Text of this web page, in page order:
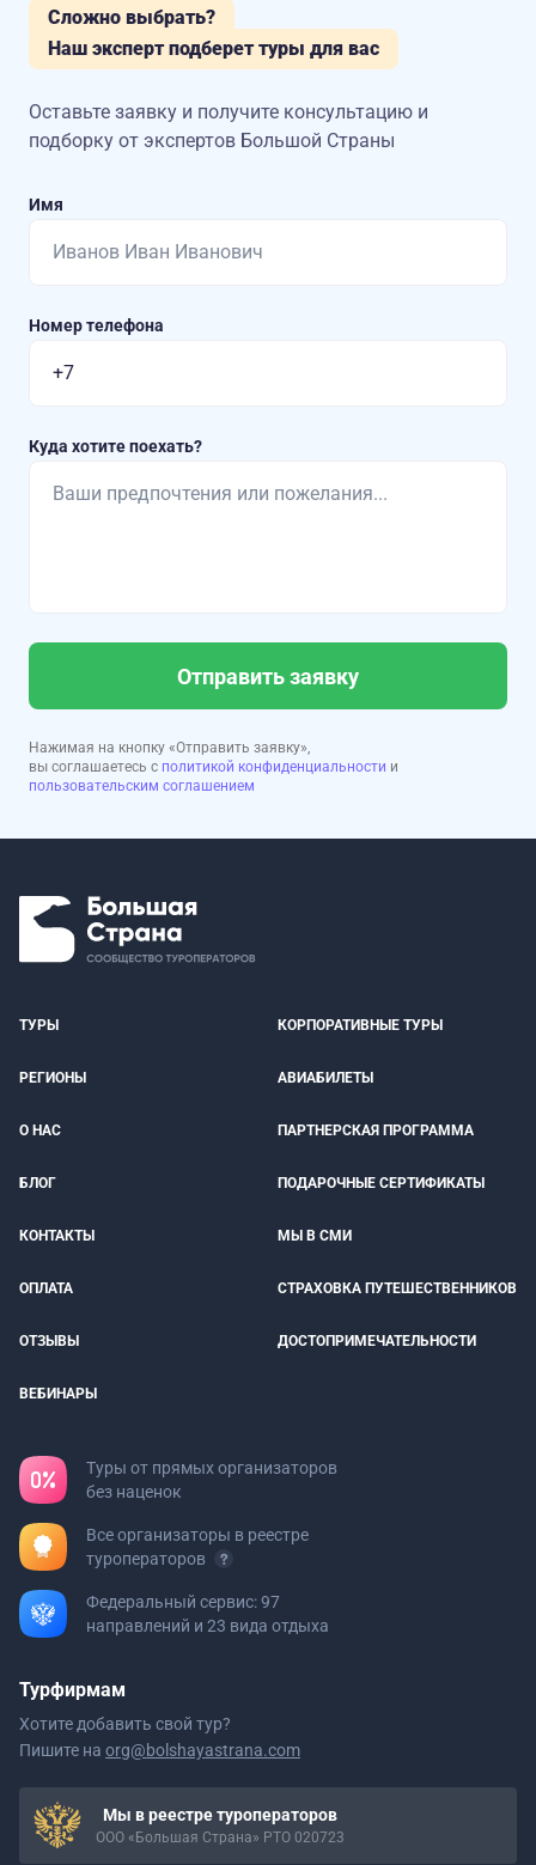
Сложно выбрать?
Наш эксперт подберет туры для вас
Оставьте заявку и получите консультацию и
подборку от экспертов Большой Страны
Имя
Номер телефона
Куда хотите поехать?
Отправить заявку
Нажимая на кнопку «Отправить заявку»,
вы соглашаетесь с политикой конфиденциальности и
пользовательским соглашением
ТУРЫ КОРПОРАТИВНЫЕ ТУРЫ
РЕГИОНЫ АВИАБИЛЕТЫ
О НАС ПАРТНЕРСКАЯ ПРОГРАММА
БЛОГ ПОДАРОЧНЫЕ СЕРТИФИКАТЫ
КОНТАКТЫ МЫ В СМИ
ОПЛАТА СТРАХОВКА ПУТЕШЕСТВЕННИКОВ
ОТЗЫВЫ ДОСТОПРИМЕЧАТЕЛЬНОСТИ
ВЕБИНАРЫ
Туры от прямых организаторов
без наценок
Все организаторы в реестре
туроператоров
Федеральный сервис: 97
направлений и 23 вида отдыха
Турфирмам
Хотите добавить свой тур?
Пишите на org@bolshayastrana.com
Мы в реестре туроператоров
ООО «Большая Страна» РТО 020723